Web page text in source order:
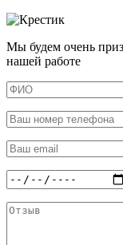
Мы будем очень
нашей работе